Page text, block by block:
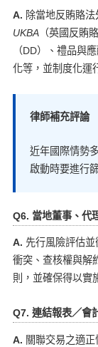
A. 除當地反賄賂
UKBA（英國反賄
（DD）、禮品與
化等，並制度化運
律師補充評論
近年國際情勢
啟動時要進行
Q6. 當地董事、代
A. 先行風險評估
衝突、查核權與解
則，並確保得以實
Q7. 連結報表／會
A. 關聯交易之適